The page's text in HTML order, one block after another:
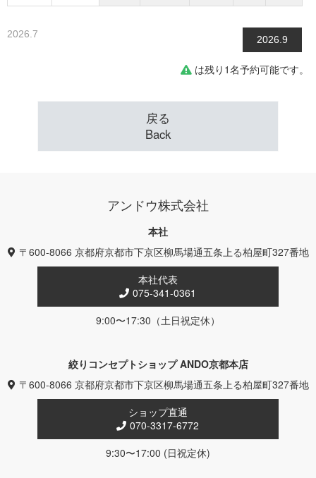
2026.7 2026.9
は残り1名予約可能です。
戻る
Back
アンドウ株式会社
本社
〒600-8066 京都府京都市下京区柳馬場通五条上る柏屋町327番地
本社代表
075-341-0361
9:00〜17:30（土日祝定休）
絞りコンセプトショップ ANDO京都本店
〒600-8066 京都府京都市下京区柳馬場通五条上る柏屋町327番地
ショップ直通
070-3317-6772
9:30〜17:00 (日祝定休)